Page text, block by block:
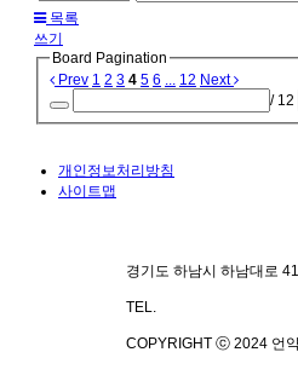
목록
쓰기
Board Pagination
Prev 1 2 3 4 5 6 ... 12 Next
/ 12
개인정보처리방침
사이트맵
경기도 하남시 하남대로
TEL.
COPYRIGHT ⓒ 2024 언